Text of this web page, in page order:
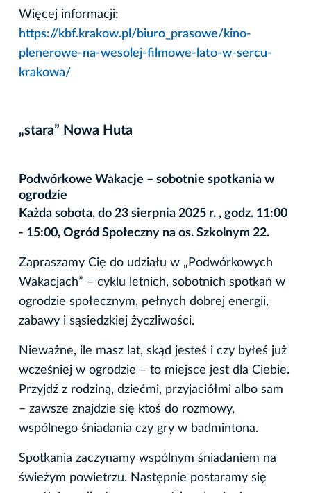
Więcej informacji:
https://kbf.krakow.pl/biuro_prasowe/kino-
plenerowe-na-wesolej-filmowe-lato-w-sercu-
krakowa/
„stara” Nowa Huta
Podwórkowe Wakacje – sobotnie spotkania w
ogrodzie
Każda sobota, do 23 sierpnia 2025 r. , godz. 11:00
- 15:00, Ogród Społeczny na os. Szkolnym 22.
Zapraszamy Cię do udziału w „Podwórkowych
Wakacjach” – cyklu letnich, sobotnich spotkań w
ogrodzie społecznym, pełnych dobrej energii,
zabawy i sąsiedzkiej życzliwości.
Nieważne, ile masz lat, skąd jesteś i czy byłeś już
wcześniej w ogrodzie – to miejsce jest dla Ciebie.
Przyjdź z rodziną, dziećmi, przyjaciółmi albo sam
– zawsze znajdzie się ktoś do rozmowy,
wspólnego śniadania czy gry w badmintona.
Spotkania zaczynamy wspólnym śniadaniem na
świeżym powietrzu. Następnie postaramy się